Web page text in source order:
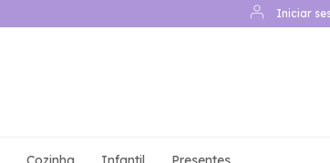
Iniciar